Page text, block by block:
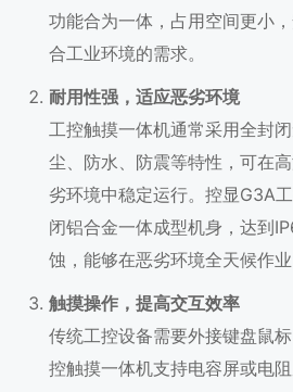
功能合为一体，占用空间更小
合工业环境的需求。
耐用性强，适应恶劣环境
工控触摸一体机通常采用全封
尘、防水、防震等特性，可在
劣环境中稳定运行。控显G3A
闭铝合金一体成型机身，达到
蚀，能够在恶劣环境全天候作业
触摸操作，提高交互效率
传统工控设备需要外接键盘鼠
控触摸一体机支持电容屏或电